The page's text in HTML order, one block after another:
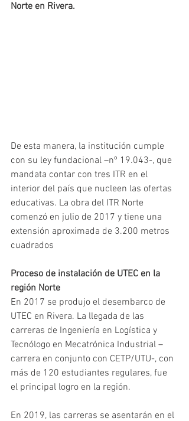
Norte en Rivera.
De esta manera, la institución cumple
con su ley fundacional –nº 19.043-, que
mandata contar con tres ITR en el
interior del país que nucleen las ofertas
educativas. La obra del ITR Norte
comenzó en julio de 2017 y tiene una
extensión aproximada de 3.200 metros
cuadrados
Proceso de instalación de UTEC en la
región Norte
En 2017 se produjo el desembarco de
UTEC en Rivera. La llegada de las
carreras de Ingeniería en Logística y
Tecnólogo en Mecatrónica Industrial –
carrera en conjunto con CETP/UTU-, con
más de 120 estudiantes regulares, fue
el principal logro en la región.
En 2019, las carreras se asentarán en el